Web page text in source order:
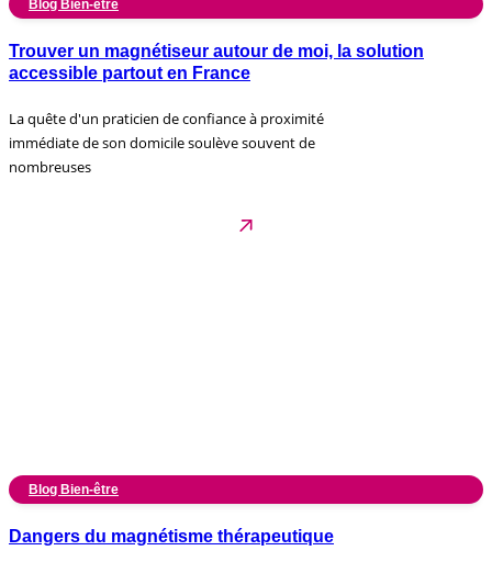
Blog Bien-être
Trouver un magnétiseur autour de moi, la solution
accessible partout en France
La quête d'un praticien de confiance à proximité
immédiate de son domicile soulève souvent de
nombreuses
Blog Bien-être
Dangers du magnétisme thérapeutique